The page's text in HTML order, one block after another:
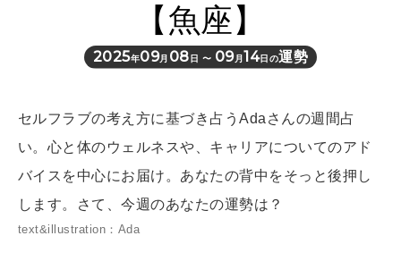
FORTUNE
明日のわたし
[12星座別] Monthly Love Holoscope
算命学がわかる今月のあなた
HEALTH
自分にやさしく
LEARN
知る、考える
【魚座】
2025年09月 08日 〜 09月14日の運勢
セルフラブの考え方に基づき占うAdaさんの週間占
い。心と体のウェルネスや、キャリアについてのアド
バイスを中心にお届け。あなたの背中をそっと後押し
します。さて、今週のあなたの運勢は？
text&illustration：Ada